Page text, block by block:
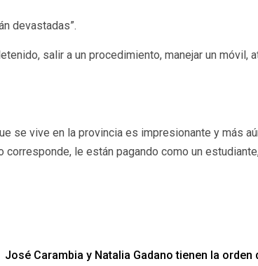
devastadas”.
salir a un procedimiento, manejar un móvil,
se vive en la provincia es impresionante y más
le están pagando como un
José Carambia y Natalia Gadano tienen la